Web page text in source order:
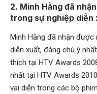
2. Minh Hằng đã
trong sự nghiệp diễn
Minh Hằng đã nhận
diễn xuất, đáng chú ý
thích tại HTV Awards
nhất tại HTV Awards
vai diễn trong các bộ